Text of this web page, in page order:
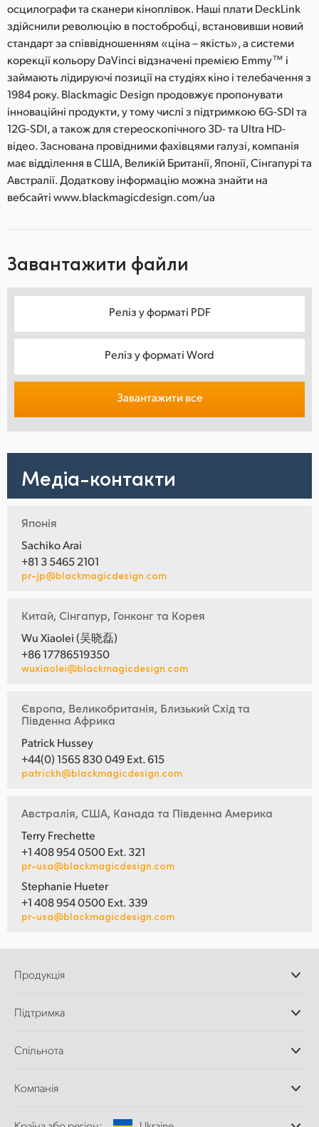
осцилографи та сканери кіноплівок. Наші плати DeckLink
здійснили революцію в постобробці, встановивши новий
стандарт за співвідношенням «ціна – якість», а системи
корекції кольору DaVinci відзначені премією Emmy™ і
займають лідируючі позиції на студіях кіно і телебачення з
1984 року. Blackmagic Design продовжує пропонувати
інноваційні продукти, у тому числі з підтримкою 6G-SDI та
12G-SDI, а також для стереоскопічного 3D- та Ultra HD-
відео. Заснована провідними фахівцями галузі, компанія
має відділення в США, Великій Британії, Японії, Сінгапурі та
Австралії. Додаткову інформацію можна знайти на
вебсайті www.blackmagicdesign.com/ua
Завантажити файли
Реліз у форматі PDF
Реліз у форматі Word
Завантажити все
Медіа-контакти
Японія
Sachiko Arai
+81 3 5465 2101
pr-jp@blackmagicdesign.com
Китай, Сінгапур, Гонконг та Корея
Wu Xiaolei (吴晓磊)
+86 17786519350
wuxiaolei@blackmagicdesign.com
Європа, Великобританія, Близький Схід та
Південна Африка
Patrick Hussey
+44(0) 1565 830 049 Ext. 615
patrickh@blackmagicdesign.com
Австралія, США, Канада та Південна Америка
Terry Frechette
+1 408 954 0500 Ext. 321
pr-usa@blackmagicdesign.com
Stephanie Hueter
+1 408 954 0500 Ext. 339
pr-usa@blackmagicdesign.com
Продукція
Додатки DaVinci
Відеомікшери ATEM
Дискові рекордери
та відтворення
Підтримка
Центр підтримки
Спільнота
Компанія